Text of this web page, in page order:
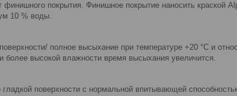
финишного покрытия. Финишное покрытие наносить краской
10 % воды.
полное высыхание при температуре +20 °C и
более высокой влажности время высыхания увеличится.
поверхности с нормальной впитывающей